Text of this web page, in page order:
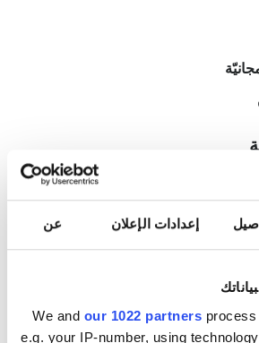
إعدادات الإعلان عن
We and our 1022 partners
e.g. your IP-number, using
طبية محددة لعلاجات الغسيل
عبر الإنترنت أو إحضارها إلى
Information & Patient